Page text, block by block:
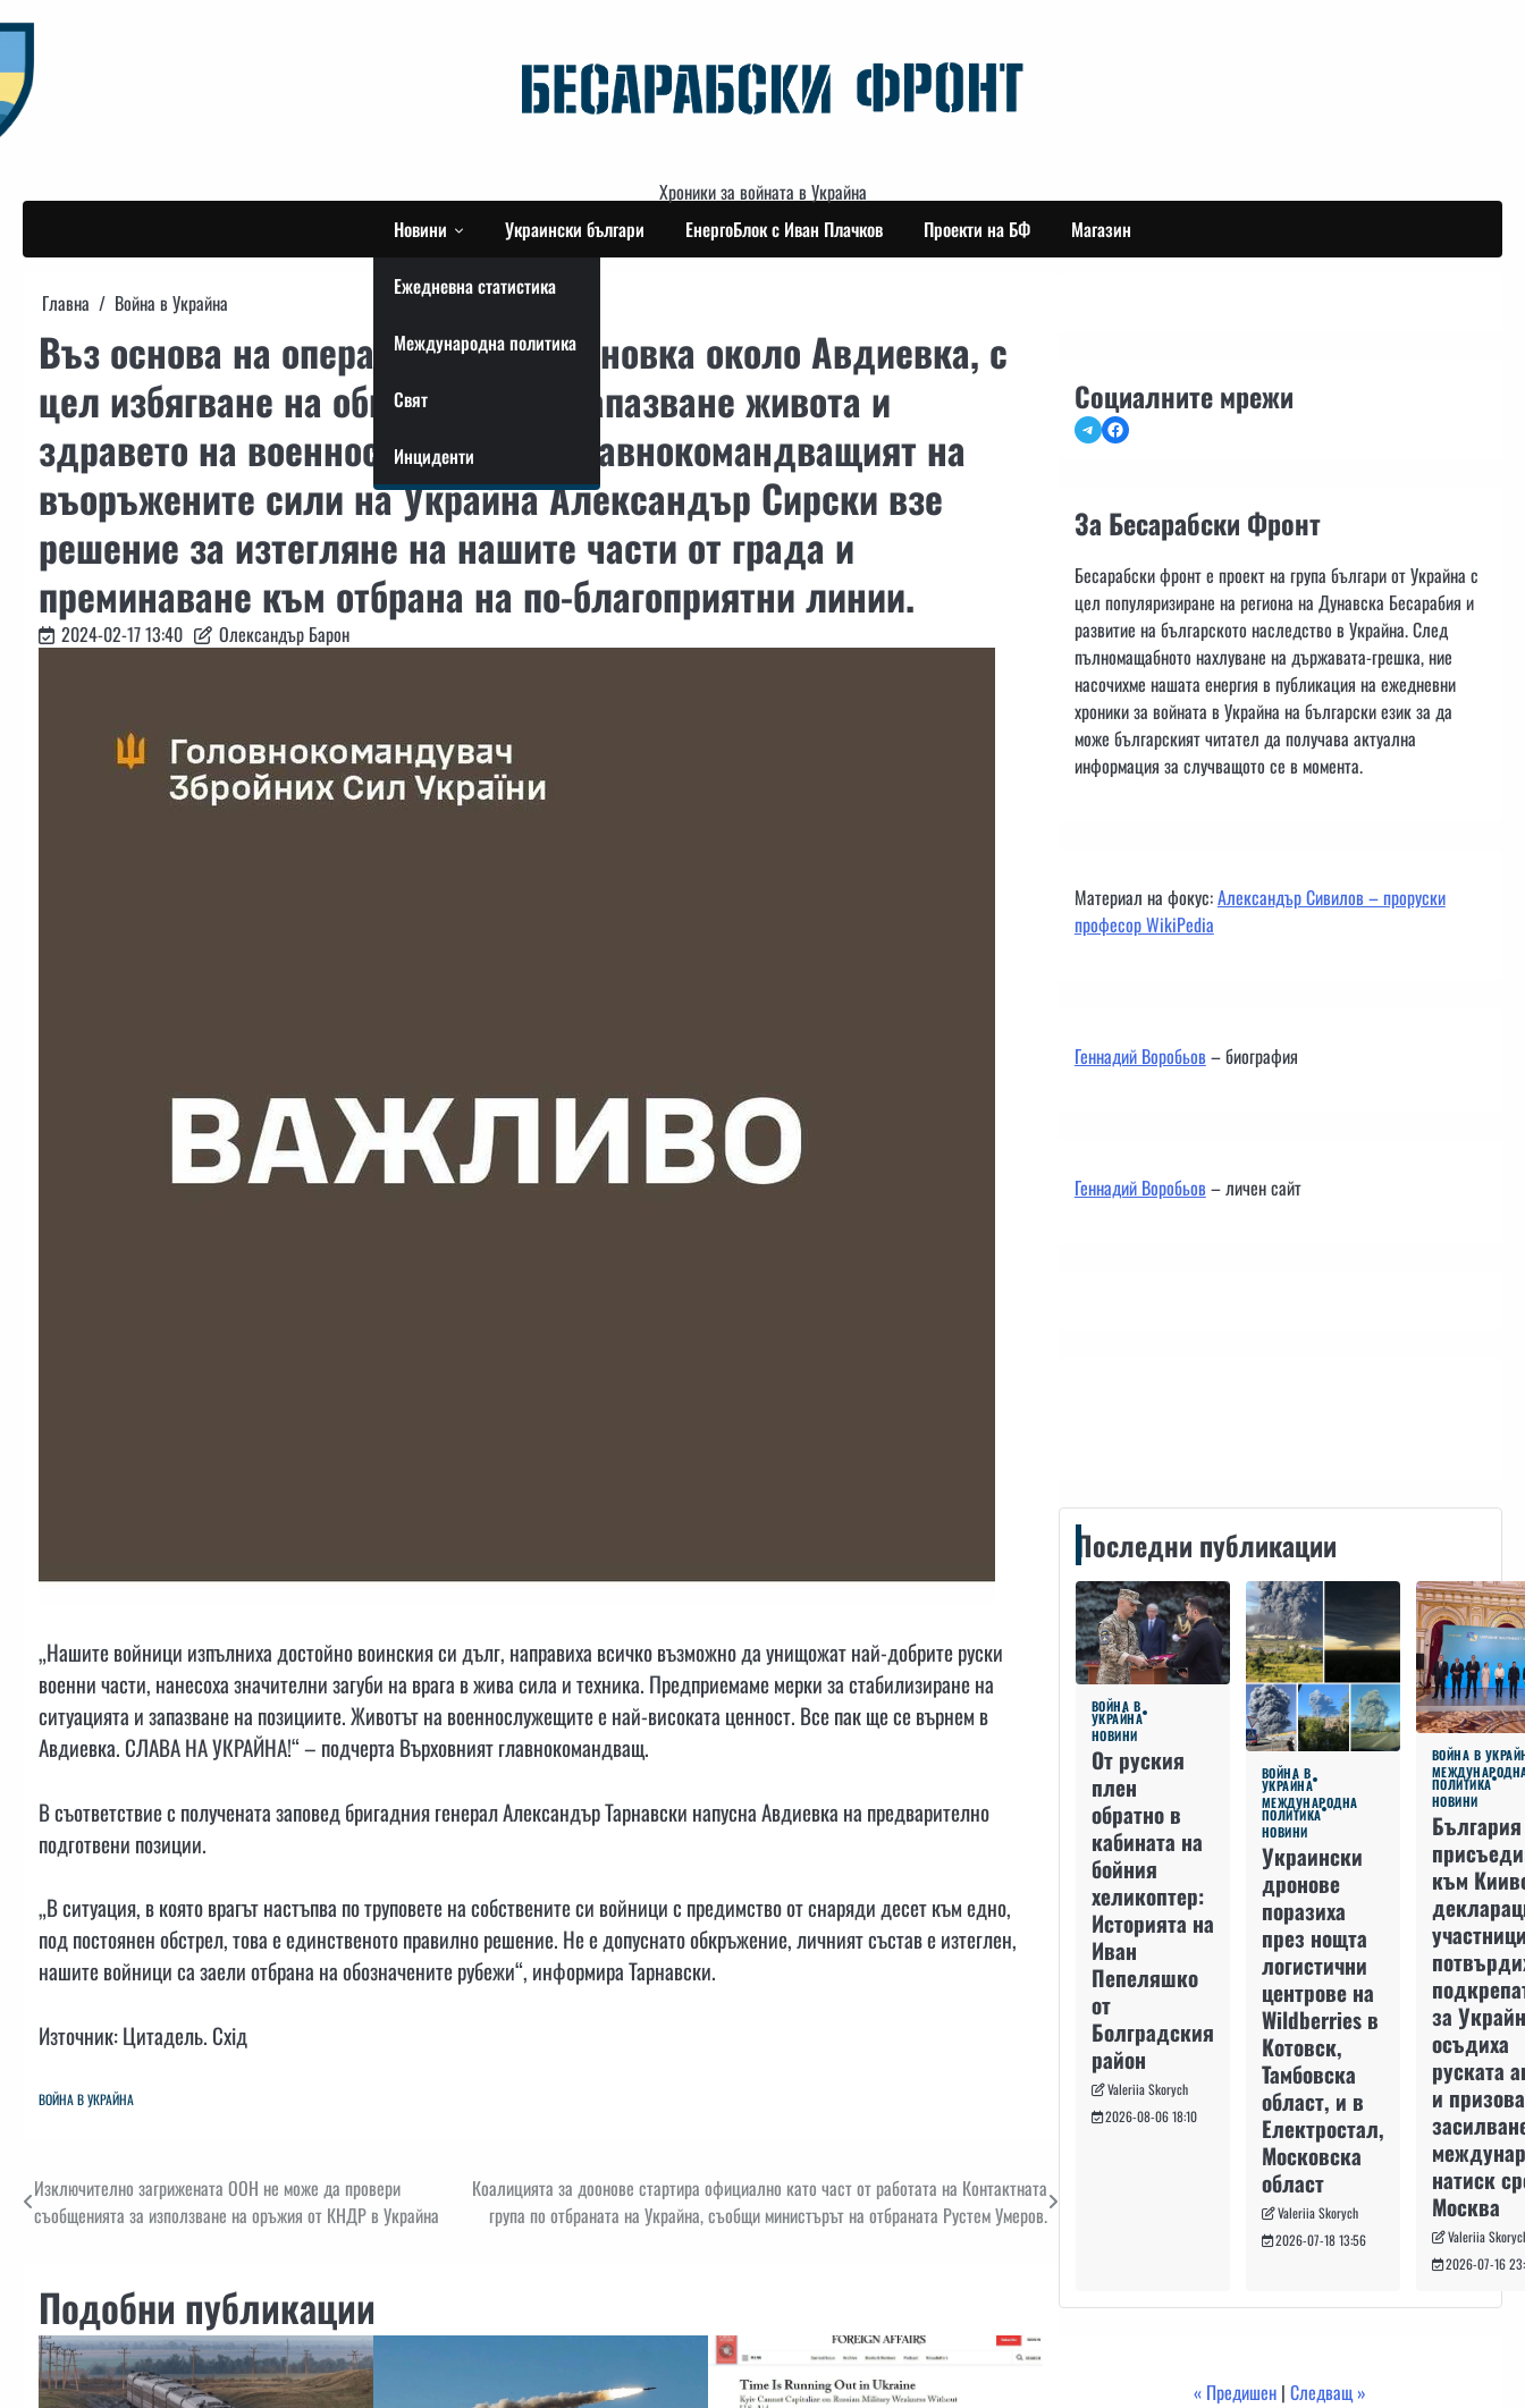
to
content
Хроники за войната в Украйна
Новини
Ежедневна статистика
Международна политика
Свят
Инциденти
Украински българи ЕнергоБлок с Иван Плачков Проекти на БФ Магазин
Главна Война в Украйна
Въз основа на оперативната обстановка около Авдиевка, с
цел избягване на обкръжение и запазване живота и
здравето на военнослужещите, главнокомандващият на
въоръжените сили на Украйна Александър Сирски взе
решение за изтегляне на нашите части от града и
преминаване към отбрана на по-благоприятни линии.
2024-02-17 13:40 Олександър Барон
„Нашите войници изпълниха достойно воинския си дълг, направиха всичко възможно да унищожат най-добрите руски
военни части, нанесоха значителни загуби на врага в жива сила и техника. Предприемаме мерки за стабилизиране на
ситуацията и запазване на позициите. Животът на военнослужещите е най-високата ценност. Все пак ще се върнем в
Авдиевка. СЛАВА НА УКРАЙНА!“ – подчерта Върховният главнокомандващ.
В съответствие с получената заповед бригадния генерал Александър Тарнавски напусна Авдиевка на предварително
подготвени позиции.
„В ситуация, в която врагът настъпва по труповете на собствените си войници с предимство от снаряди десет към едно,
под постоянен обстрел, това е единственото правилно решение. Не е допуснато обкръжение, личният състав е изтеглен,
нашите войници са заели отбрана на обозначените рубежи“, информира Тарнавски.
Източник: Цитадель. Схід
ВОЙНА В УКРАЙНА
Навигация
Изключително загрижената ООН не може да провери
съобщенията за използване на оръжия от КНДР в Украйна
Коалицията за доонове стартира официално като част от работата на Контактната
група по отбраната на Украйна, съобщи министърът на отбраната Рустем Умеров.
Подобни публикации
Социалните мрежи
TelegramFacebook
За Бесарабски Фронт
Бесарабски фронт е проект на група българи от Украйна с
цел популяризиране на региона на Дунавска Бесарабия и
развитие на българското наследство в Украйна. След
пълномащабното нахлуване на държавата-грешка, ние
насочихме нашата енергия в публикация на ежедневни
хроники за войната в Украйна на български език за да
може българският читател да получава актуална
информация за случващото се в момента.
Материал на фокус:Александър Сивилов – проруски
професор WikiPedia
Геннадий Воробьов– биография
Геннадий Воробьов– личен сайт
Последни публикации
ВОЙНА В
УКРАЙНА
НОВИНИ
От руския
плен
обратно в
кабината на
бойния
хеликоптер:
Историята на
Иван
Пепеляшко
от
Болградския
район
Valeriia Skorych
2026-08-06 18:10
ВОЙНА В
УКРАЙНА
МЕЖДУНАРОДНА
ПОЛИТИКА
НОВИНИ
Украински
дронове
поразиха
през нощта
логистични
центрове на
Wildberries в
Котовск,
Тамбовска
област, и в
Електростал,
Московска
област
Valeriia Skorych
2026-07-18 13:56
ВОЙНА В
ПОЛИТИКА
НОВИНИ
към
за
осъдиха
руската
и
натиск
Москва
Valeriia
2026-07-16
« Предишен |Следващ »